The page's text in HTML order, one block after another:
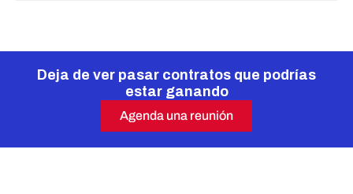
Deja de ver pasar contratos que podrías
estar ganando
Agenda una reunión